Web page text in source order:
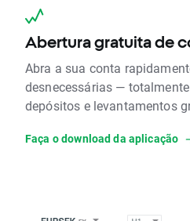
Abertura gratuita de
Abra a sua conta
desnecessárias —
depósitos e levantamentos
Faça o download da aplicação